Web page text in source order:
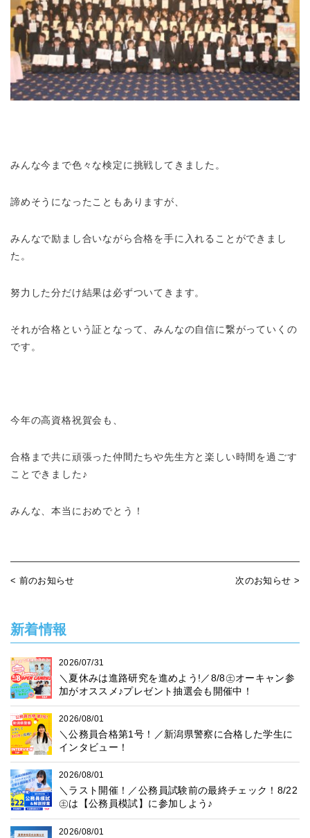
みんな今まで色々な検定に挑戦してきました。
諦めそうになったこともありますが、
みんなで励まし合いながら合格を手に入れることができまし
た。
努力した分だけ結果は必ずついてきます。
それが合格という証となって、みんなの自信に繋がっていくの
です。
今年の高資格祝賀会も、
合格まで共に頑張った仲間たちや先生方と楽しい時間を過ごす
ことできました♪
みんな、本当におめでとう！
< 前のお知らせ 次のお知らせ >
新着情報
2026/07/31
＼夏休みは進路研究を進めよう!／8/8㊏オーキャン参
加がオススメ♪プレゼント抽選会も開催中！
2026/08/01
＼公務員合格第1号！／新潟県警察に合格した学生に
インタビュー！
2026/08/01
＼ラスト開催！／公務員試験前の最終チェック！8/22
㊏は【公務員模試】に参加しよう♪
2026/08/01